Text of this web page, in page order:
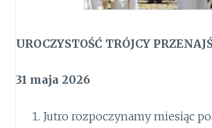
UROCZYSTOŚĆ TRÓJCY
31 maja 2026
Jutro rozpoczynamy miesiąc